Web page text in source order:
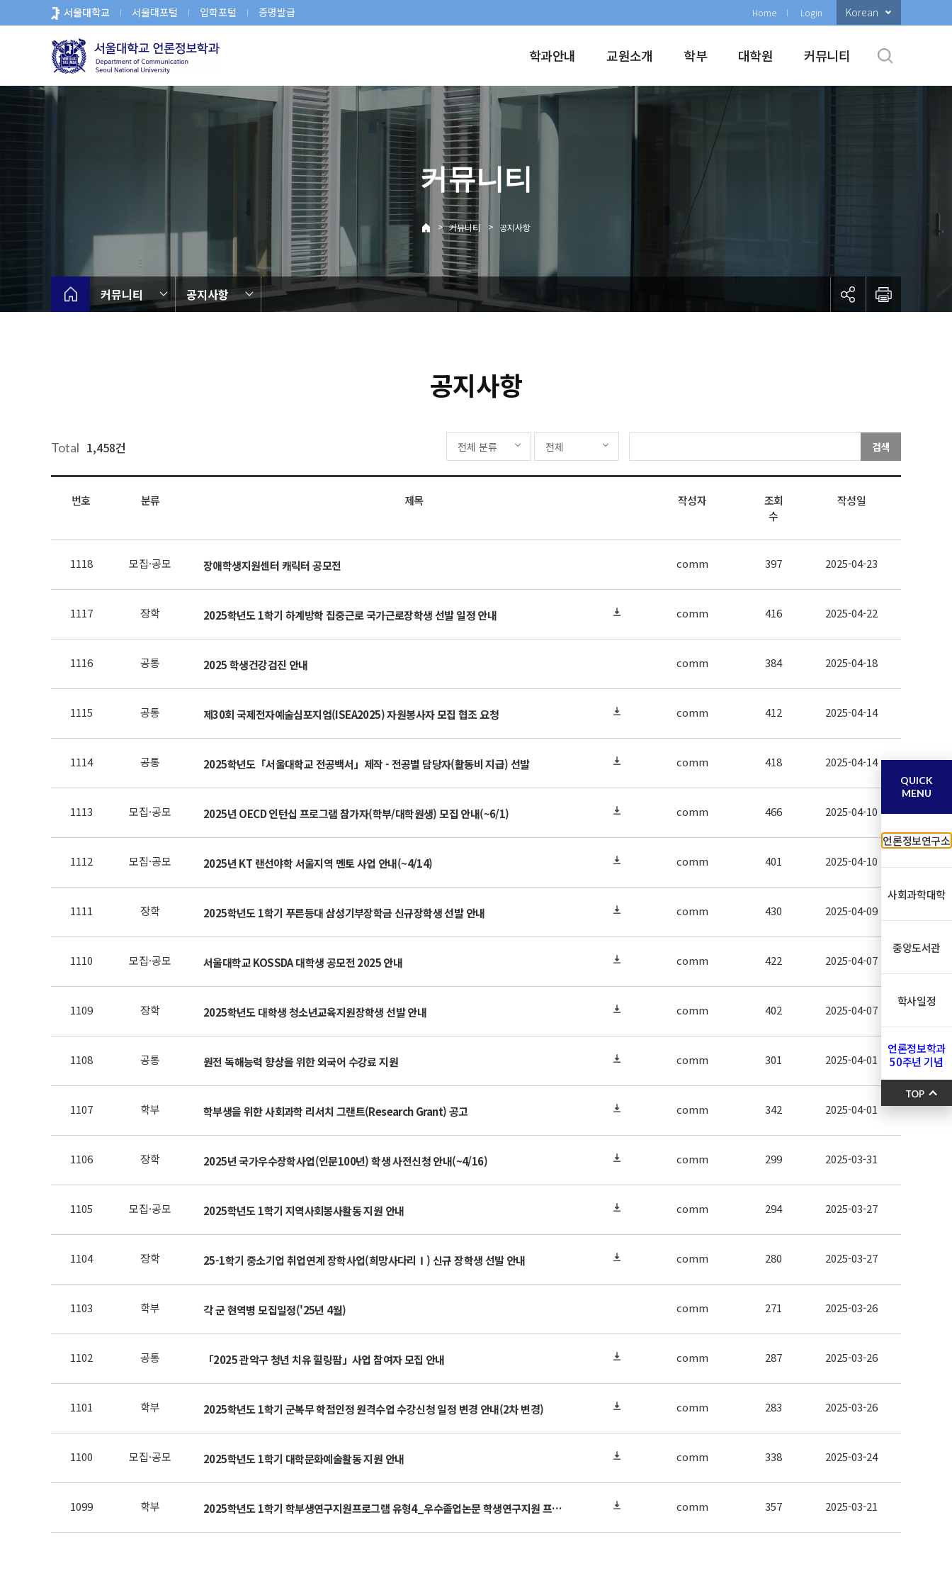
로
서울대학교 서울대포털 입학포털 증명발급 Home Login Korean
학과안내 교원소개 학부 대학원 커뮤니티
커뮤니티
> 커뮤니티 > 공지사항
커뮤니티 공지사항
공지사항
Total 1,458건 전체 분류 전체 검색
번호 분류 제목 작성자
조회
수
작성일
1118 모집·공모 장애학생지원센터 캐릭터 공모전 comm 397 2025-04-23
1117 장학 2025학년도 1학기 하계방학 집중근로 국가근로장학생 선발 일정 안내 comm 416 2025-04-22
1116 공통 2025 학생건강검진 안내 comm 384 2025-04-18
1115 공통 제30회 국제전자예술심포지엄(ISEA2025) 자원봉사자 모집 협조 요청 comm 412 2025-04-14
1114 공통 2025학년도「서울대학교 전공백서」제작 - 전공별 담당자(활동비 지급) 선발 comm 418 2025-04-14
1113 모집·공모 2025년 OECD 인턴십 프로그램 참가자(학부/대학원생) 모집 안내(~6/1) comm 466 2025-04-10
1112 모집·공모 2025년 KT 랜선야학 서울지역 멘토 사업 안내(~4/14) comm 401 2025-04-10
1111 장학 2025학년도 1학기 푸른등대 삼성기부장학금 신규장학생 선발 안내 comm 430 2025-04-09
1110 모집·공모 서울대학교 KOSSDA 대학생 공모전 2025 안내 comm 422 2025-04-07
1109 장학 2025학년도 대학생 청소년교육지원장학생 선발 안내 comm 402 2025-04-07
1108 공통 원전 독해능력 향상을 위한 외국어 수강료 지원 comm 301 2025-04-01
1107 학부 학부생을 위한 사회과학 리서치 그랜트(Research Grant) 공고 comm 342 2025-04-01
1106 장학 2025년 국가우수장학사업(인문100년) 학생 사전신청 안내(~4/16) comm 299 2025-03-31
1105 모집·공모 2025학년도 1학기 지역사회봉사활동 지원 안내 comm 294 2025-03-27
1104 장학 25-1학기 중소기업 취업연계 장학사업(희망사다리Ⅰ) 신규 장학생 선발 안내 comm 280 2025-03-27
1103 학부 각 군 현역병 모집일정('25년 4월) comm 271 2025-03-26
1102 공통 「2025 관악구 청년 치유 힐링팜」사업 참여자 모집 안내 comm 287 2025-03-26
1101 학부 2025학년도 1학기 군복무 학점인정 원격수업 수강신청 일정 변경 안내(2차 변경) comm 283 2025-03-26
1100 모집·공모 2025학년도 1학기 대학문화예술활동 지원 안내 comm 338 2025-03-24
1099 학부 2025학년도 1학기 학부생연구지원프로그램 유형4_우수졸업논문 학생연구지원 프로그램 지원 안내 comm 357 2025-03-21
QUICK
MENU
언론정보연구소
사회과학대학
중앙도서관
학사일정
언론정보학과
50주년 기념
TOP